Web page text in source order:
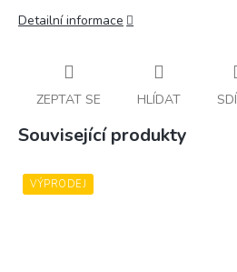
Detailní informace
ZEPTAT SE HLÍDAT
Související produkty
VÝPRODEJ